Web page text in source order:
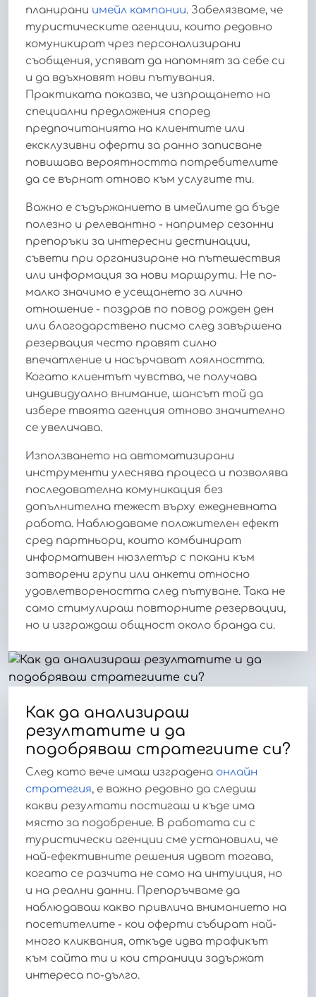
планирани имейл кампании. Забелязваме, че
туристическите агенции, които редовно
комуникират чрез персонализирани
съобщения, успяват да напомнят за себе си
и да вдъхновят нови пътувания.
Практиката показва, че изпращането на
специални предложения според
предпочитанията на клиентите или
ексклузивни оферти за ранно записване
повишава вероятността потребителите
да се върнат отново към услугите ти.
Важно е съдържанието в имейлите да бъде
полезно и релевантно - например сезонни
препоръки за интересни дестинации,
съвети при организиране на пътешествия
или информация за нови маршрути. Не по-
малко значимо е усещането за лично
отношение - поздрав по повод рожден ден
или благодарствено писмо след завършена
резервация често правят силно
впечатление и насърчават лоялността.
Когато клиентът чувства, че получава
индивидуално внимание, шансът той да
избере твоята агенция отново значително
се увеличава.
Използването на автоматизирани
инструменти улеснява процеса и позволява
последователна комуникация без
допълнителна тежест върху ежедневната
работа. Наблюдаваме положителен ефект
сред партньори, които комбинират
информативен нюзлетър с покани към
затворени групи или анкети относно
удовлетвореността след пътуване. Така не
само стимулираш повторните резервации,
но и изграждаш общност около бранда си.
Как да анализираш
резултатите и да
подобряваш стратегиите си?
След като вече имаш изградена онлайн
стратегия, е важно редовно да следиш
какви резултати постигаш и къде има
място за подобрение. В работата си с
туристически агенции сме установили, че
най-ефективните решения идват тогава,
когато се разчита не само на интуиция, но
и на реални данни. Препоръчваме да
наблюдаваш какво привлича вниманието на
посетителите - кои оферти събират най-
много кликвания, откъде идва трафикът
към сайта ти и кои страници задържат
интереса по-дълго.